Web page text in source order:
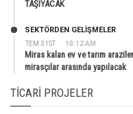
TAŞIYACAK
TEM 31ST 10:12 AM
SEKTÖRDEN GELIŞMELER
Miras kalan ev ve tarım
mirasçılar arasında yapılacak
TICARI PROJELER